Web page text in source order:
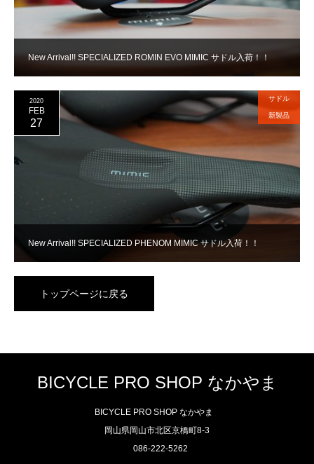
New Arrival!! SPECIALIZED ROMIN EVO MIMIC サドル入荷！！
New Arrival!! SPECIALIZED PHENOM MIMIC サドル入荷！！
2020
FEB
27
サドル
新製品
トップページに戻る
BICYCLE PRO SHOP なかやま
BICYCLE PRO SHOP なかやま
岡山県岡山市北区京橋町8-3
086-222-5262